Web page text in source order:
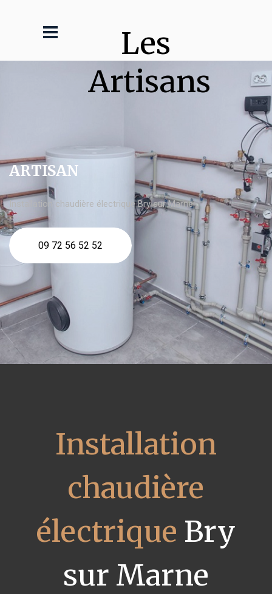
Les
Artisans
ARTISAN
Installation chaudière électrique Bry sur Marne
09 72 56 52 52
Installation
chaudière
électrique Bry
sur Marne